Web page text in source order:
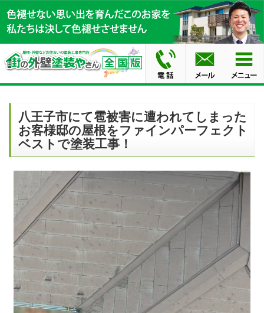
八王子市にて雹被害に遭われてしまった
お客様邸の屋根をファインパーフェクト
ベストで塗装工事！